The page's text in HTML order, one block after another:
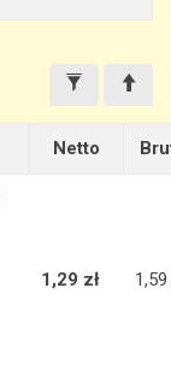
1,29 zł 1,59
Netto